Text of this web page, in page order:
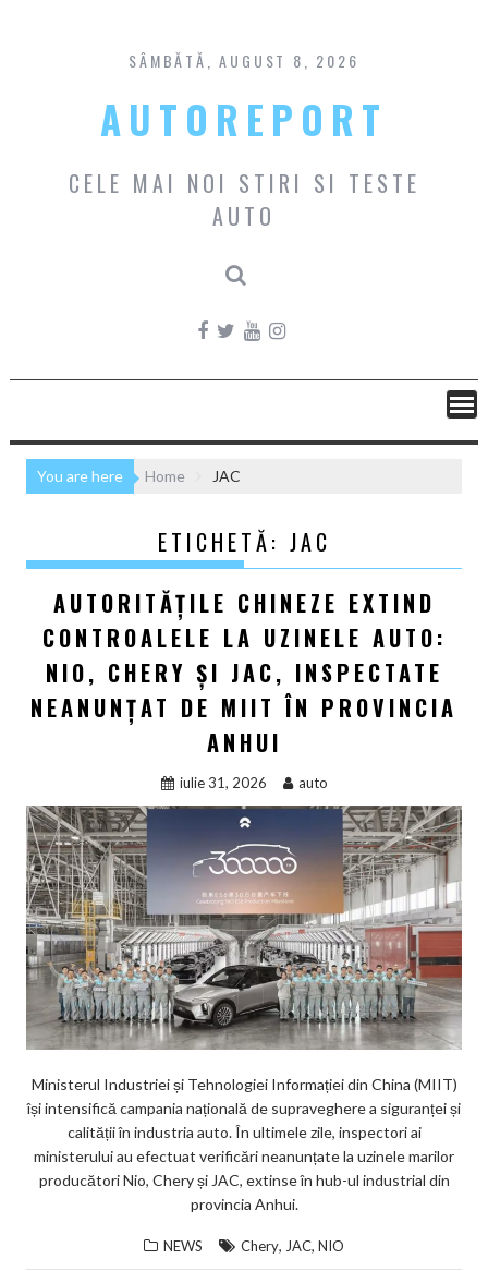
content
SÂMBĂTĂ, AUGUST 8, 2026
AUTOREPORT
CELE MAI NOI STIRI SI TESTE
AUTO
You are here Home JAC
ETICHETĂ: JAC
AUTORITĂȚILE CHINEZE EXTIND
CONTROALELE LA UZINELE AUTO:
NIO, CHERY ȘI JAC, INSPECTATE
NEANUNȚAT DE MIIT ÎN PROVINCIA
ANHUI
iulie 31, 2026 auto
Ministerul Industriei și Tehnologiei Informației din China (MIIT)
își intensifică campania națională de supraveghere a siguranței și
calității în industria auto. În ultimele zile, inspectori ai
ministerului au efectuat verificări neanunțate la uzinele marilor
producători Nio, Chery și JAC, extinse în hub-ul industrial din
provincia Anhui.
NEWS Chery, JAC, NIO